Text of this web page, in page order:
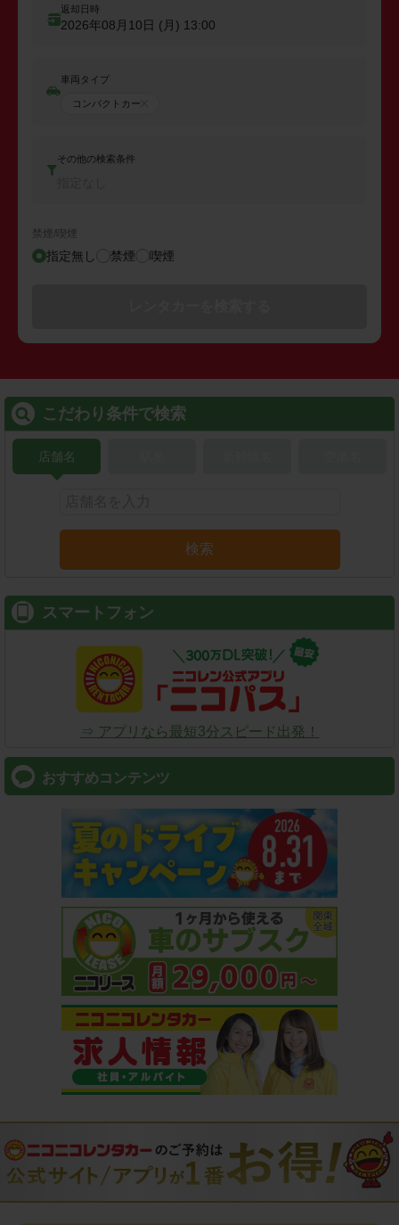
返却日時
2026年08月10日 (月) 13:00
車両タイプ
コンパクトカー
その他の検索条件
禁煙/喫煙
指定無し 禁煙 喫煙
こだわり条件で検索
店舗名
検索
スマートフォン
⇒ アプリなら最短3分スピード出発！
おすすめコンテンツ